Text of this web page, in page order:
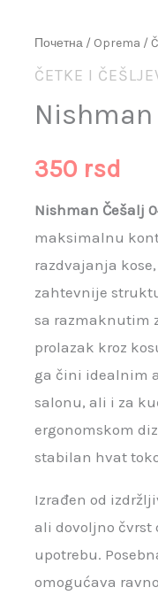
Почетна / Oprema /
ČETKE I
350 rsd
Nishman Češalj
maksimalnu
razdvajanja
zahtevnije
sa razmaknutim
prolazak kroz
ga čini idealnim
salonu, ali i za
ergonomskom
stabilan hvat
Izrađen od
ali dovoljno čvrst
upotrebu.
omogućava